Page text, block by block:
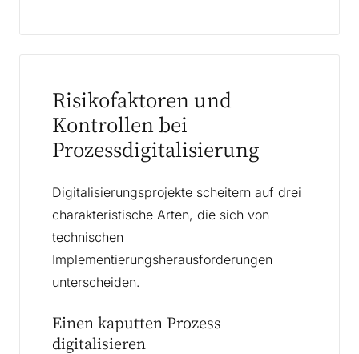
Risikofaktoren und
Kontrollen bei
Prozessdigitalisierung
Digitalisierungsprojekte scheitern auf drei
charakteristische Arten, die sich von
technischen
Implementierungsherausforderungen
unterscheiden.
Einen kaputten Prozess
digitalisieren